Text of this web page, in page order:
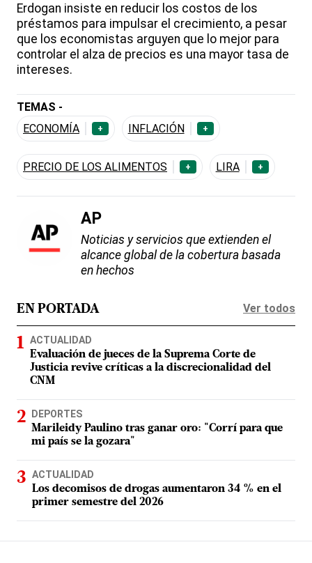
Erdogan insiste en reducir los costos de los
préstamos para impulsar el crecimiento, a pesar
que los economistas arguyen que lo mejor para
controlar el alza de precios es una mayor tasa de
intereses.
TEMAS -
ECONOMÍA
+ INFLACIÓN +
PRECIO DE LOS ALIMENTOS + LIRA +
AP
Noticias y servicios que extienden el
alcance global de la cobertura basada
en hechos
EN PORTADA Ver todos
ACTUALIDAD
Evaluación de jueces de la Suprema Corte de
Justicia revive críticas a la discrecionalidad del
CNM
DEPORTES
Marileidy Paulino tras ganar oro: "Corrí para que
mi país se la gozara"
ACTUALIDAD
Los decomisos de drogas aumentaron 34 % en el
primer semestre del 2026